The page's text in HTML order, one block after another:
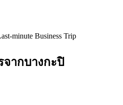
minute Business Trip
จากบางกะปิ